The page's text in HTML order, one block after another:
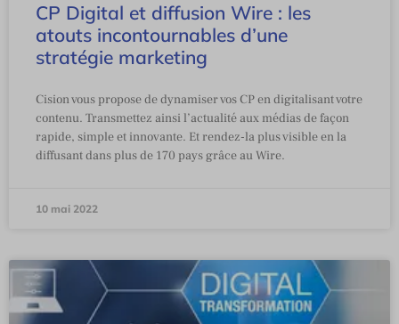
CP Digital et diffusion Wire : les
atouts incontournables d’une
stratégie marketing
Cision vous propose de dynamiser vos CP en digitalisant votre
contenu. Transmettez ainsi l’actualité aux médias de façon
rapide, simple et innovante. Et rendez-la plus visible en la
diffusant dans plus de 170 pays grâce au Wire.
10 mai 2022